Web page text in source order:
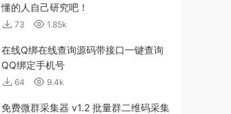
懂的人自己研究吧！
73 1.85k
在线Q绑在线查询源码带接口一键查询
QQ绑定手机号
64 9.4k
免费微群采集器 v1.2 批量群二维码采集